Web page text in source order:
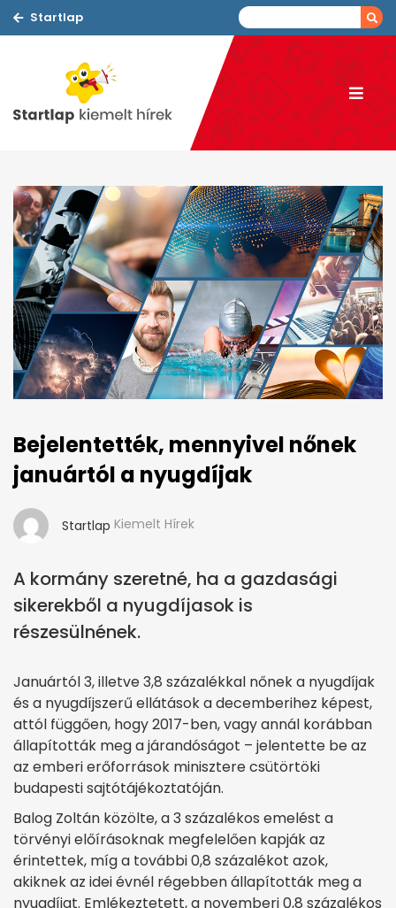
Startlap
Bejelentették, mennyivel nőnek
januártól a nyugdíjak
Startlap Kiemelt Hírek
A kormány szeretné, ha a gazdasági
sikerekből a nyugdíjasok is
részesülnének.
Januártól 3, illetve 3,8 százalékkal nőnek a nyugdíjak
és a nyugdíjszerű ellátások a decemberihez képest,
attól függően, hogy 2017-ben, vagy annál korábban
állapították meg a járandóságot – jelentette be az
az emberi erőforrások minisztere csütörtöki
budapesti sajtótájékoztatóján.
Balog Zoltán közölte, a 3 százalékos emelést a
törvényi előírásoknak megfelelően kapják az
érintettek, míg a további 0,8 százalékot azok,
akiknek az idei évnél régebben állapították meg a
nyugdíjat. Emlékeztetett, a novemberi 0,8 százalékos